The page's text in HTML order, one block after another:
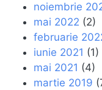
noiembrie
mai 2022 (2)
februarie
iunie 2021 (1)
mai 2021 (4)
martie 2019